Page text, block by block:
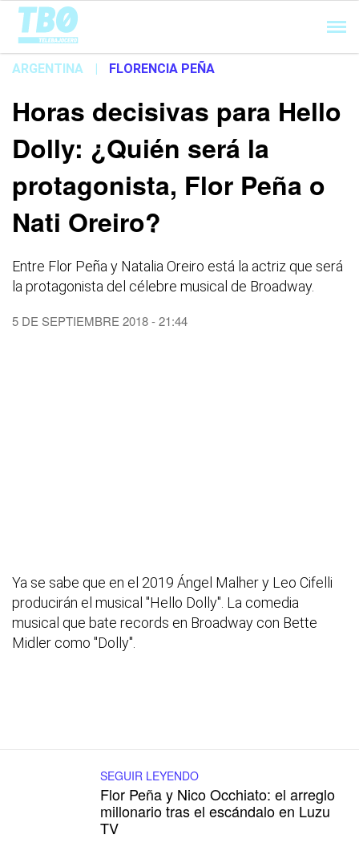
Cargando...
ARGENTINA | FLORENCIA PEÑA
Horas decisivas para Hello
Dolly: ¿Quién será la
protagonista, Flor Peña o
Nati Oreiro?
Entre Flor Peña y Natalia Oreiro está la actriz que será
la protagonista del célebre musical de Broadway.
5 DE SEPTIEMBRE 2018 - 21:44
Ya se sabe que en el 2019 Ángel Malher y Leo Cifelli
producirán el musical "Hello Dolly". La comedia
musical que bate records en Broadway con Bette
Midler como "Dolly".
SEGUIR LEYENDO
Flor Peña y Nico Occhiato: el arreglo
millonario tras el escándalo en Luzu
TV